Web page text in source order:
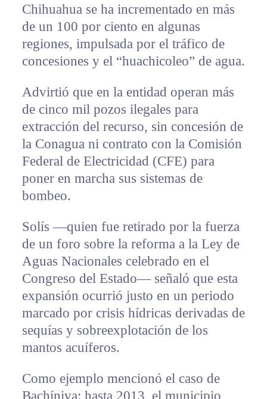
Chihuahua se ha incrementado en más
de un 100 por ciento en algunas
regiones, impulsada por el tráfico de
concesiones y el “huachicoleo” de agua.
Advirtió que en la entidad operan más
de cinco mil pozos ilegales para
extracción del recurso, sin concesión de
la Conagua ni contrato con la Comisión
Federal de Electricidad (CFE) para
poner en marcha sus sistemas de
bombeo.
Solís —quien fue retirado por la fuerza
de un foro sobre la reforma a la Ley de
Aguas Nacionales celebrado en el
Congreso del Estado— señaló que esta
expansión ocurrió justo en un periodo
marcado por crisis hídricas derivadas de
sequías y sobreexplotación de los
mantos acuíferos.
Como ejemplo mencionó el caso de
Bachíniva: hasta 2013, el municipio